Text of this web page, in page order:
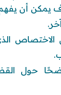
أن يفهم
الاختصاص
حول